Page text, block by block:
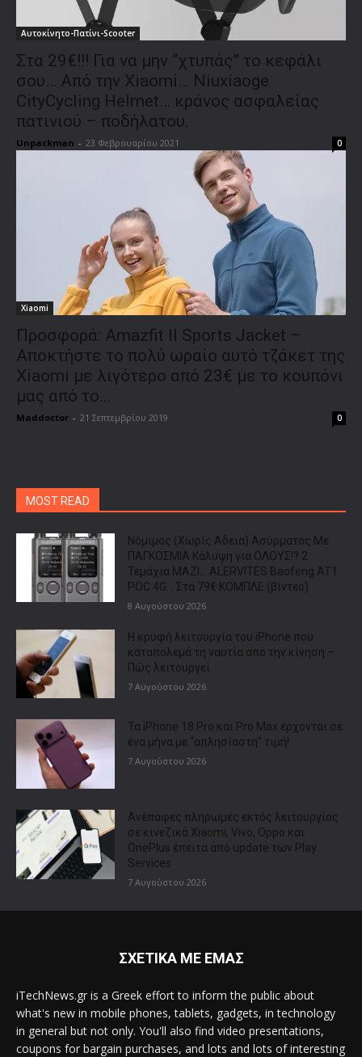
Αυτοκίνητο-Πατίνι-Scooter
Στα 29€!!! Για να μην “χτυπάς” το κεφάλι
σου… Από την Xiaomi… Niuxiaoge
CityCycling Helmet… κράνος ασφαλείας
πατινιού – ποδήλατου.
Unpackman - 23 Φεβρουαρίου 2021 0
Xiaomi
Προσφορά: Amazfit II Sports Jacket –
Αποκτήστε το πολύ ωραίο αυτό τζάκετ της
Xiaomi με λιγότερο από 23€ με το κουπόνι
μας από το...
Maddoctor - 21 Σεπτεμβρίου 2019 0
MOST READ
Νόμιμος (Χωρίς Άδεια) Ασύρματος Με
ΠΑΓΚΟΣΜΙΑ Κάλυψη για ΟΛΟΥΣ!? 2
Τεμάχια ΜΑΖΙ… ALERVITES Baofeng AT1
POC 4G… Στα 79€ ΚΟΜΠΛΕ (βίντεο)
8 Αυγούστου 2026
Η κρυφή λειτουργία του iPhone που
καταπολεμά τη ναυτία από την κίνηση –
Πώς λειτουργεί
7 Αυγούστου 2026
Τα iPhone 18 Pro και Pro Max έρχονται σε
ένα μήνα με “απλησίαστη” τιμή!
7 Αυγούστου 2026
Ανέπαφες πληρωμές εκτός λειτουργίας
σε κινεζικά Xiaomi, Vivo, Oppo και
OnePlus έπειτα από update των Play
Services
7 Αυγούστου 2026
ΣΧΕΤΙΚΑ ΜΕ ΕΜΑΣ
iTechNews.gr is a Greek effort to inform the public about
what's new in mobile phones, tablets, gadgets, in technology
in general but not only. You'll also find video presentations,
coupons for bargain purchases, and lots and lots of interesting